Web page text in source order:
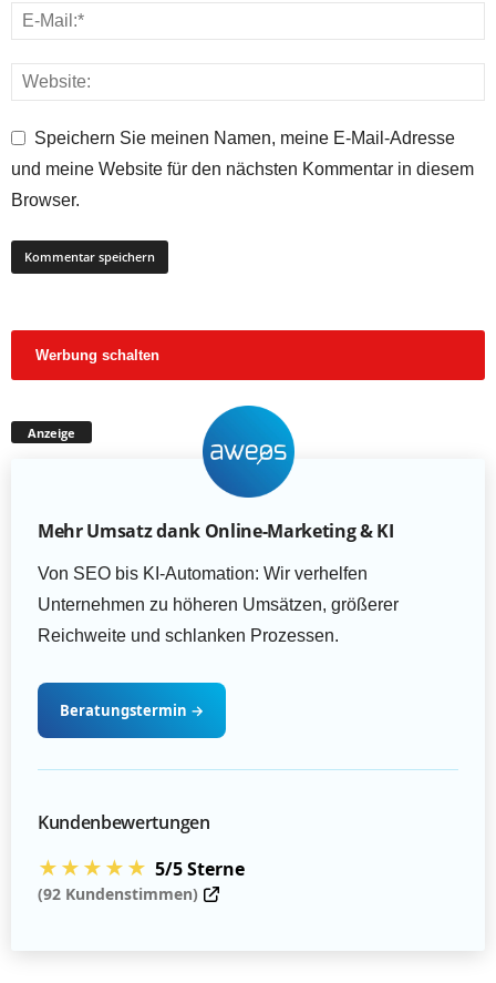
Speichern Sie meinen Namen, meine E-Mail-Adresse
und meine Website für den nächsten Kommentar in diesem
Browser.
Werbung schalten
Anzeige
Mehr Umsatz dank Online-Marketing & KI
Von SEO bis KI-Automation: Wir verhelfen
Unternehmen zu höheren Umsätzen, größerer
Reichweite und schlanken Prozessen.
Beratungstermin →
Kundenbewertungen
★★★★★ 5/5 Sterne
(92 Kundenstimmen)